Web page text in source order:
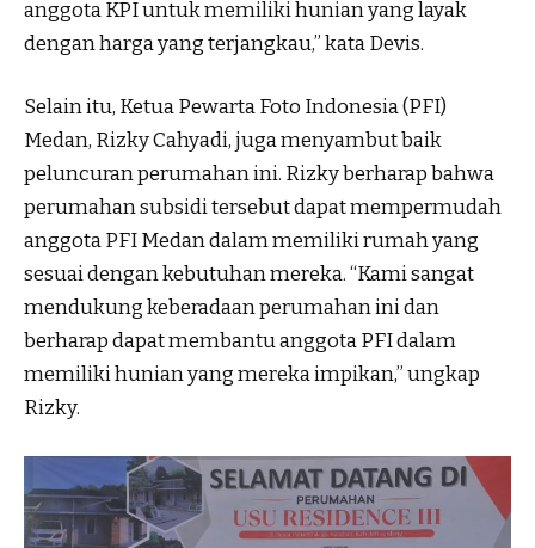
anggota KPI untuk memiliki hunian yang layak
dengan harga yang terjangkau,” kata Devis.
Selain itu, Ketua Pewarta Foto Indonesia (PFI)
Medan, Rizky Cahyadi, juga menyambut baik
peluncuran perumahan ini. Rizky berharap bahwa
perumahan subsidi tersebut dapat mempermudah
anggota PFI Medan dalam memiliki rumah yang
sesuai dengan kebutuhan mereka. “Kami sangat
mendukung keberadaan perumahan ini dan
berharap dapat membantu anggota PFI dalam
memiliki hunian yang mereka impikan,” ungkap
Rizky.